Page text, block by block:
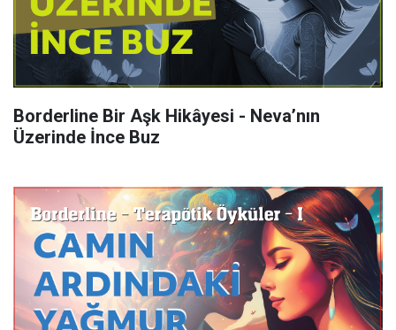
Borderline Bir Aşk Hikâyesi - Neva’nın
Üzerinde İnce Buz